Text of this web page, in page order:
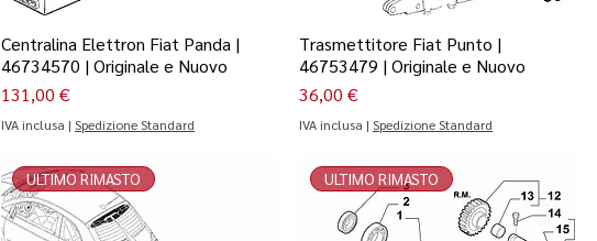
Centralina Elettron Fiat Panda |
46734570 | Originale e Nuovo
Prezzo
131,00 €
IVA inclusa | Spedizione Standard
Trasmettitore Fiat Punto |
46753479 | Originale e Nuovo
Prezzo
36,00 €
IVA inclusa | Spedizione Standard
ULTIMO RIMASTO ULTIMO RIMASTO